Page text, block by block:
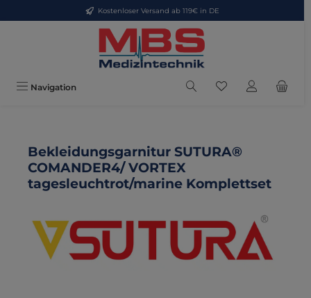
Zum Hauptinhalt springenKostenloser Versand ab 119€ in DE
Navigation Du hast 0
Bekleidungsgarnitur SUTURA®
COMANDER4/ VORTEX
tagesleuchtrot/marine Komplettset